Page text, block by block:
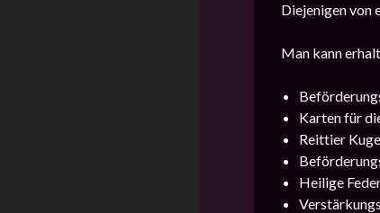
Diejenigen von
Man kann
Karten für
Reittier
Heilige